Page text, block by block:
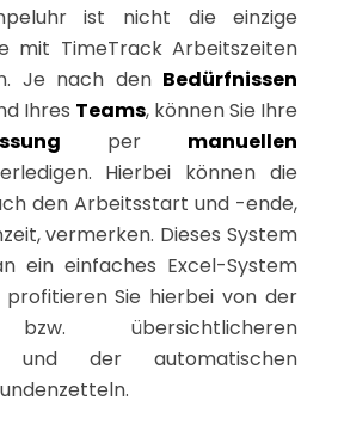
ist nicht die einzige
mit TimeTrack Arbeitszeiten
Je nach den Bedürfnissen
Ihres Teams, können Sie Ihre
per manuellen
erledigen. Hierbei können die
den Arbeitsstart und -ende,
vermerken. Dieses System
ein einfaches Excel-System
Sie hierbei von der
übersichtlicheren
und der automatischen